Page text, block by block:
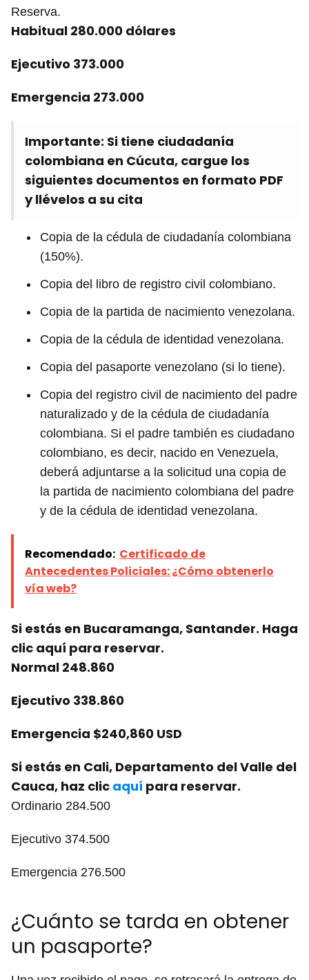
Reserva.
Habitual 280.000 dólares
Ejecutivo 373.000
Emergencia 273.000
Importante: Si tiene ciudadanía
colombiana en Cúcuta, cargue los
siguientes documentos en formato PDF
y llévelos a su cita
Copia de la cédula de ciudadanía colombiana
(150%).
Copia del libro de registro civil colombiano.
Copia de la partida de nacimiento venezolana.
Copia de la cédula de identidad venezolana.
Copia del pasaporte venezolano (si lo tiene).
Copia del registro civil de nacimiento del padre
naturalizado y de la cédula de ciudadanía
colombiana. Si el padre también es ciudadano
colombiano, es decir, nacido en Venezuela,
deberá adjuntarse a la solicitud una copia de
la partida de nacimiento colombiana del padre
y de la cédula de identidad venezolana.
Recomendado: Certificado de
Antecedentes Policiales: ¿Cómo obtenerlo
vía web?
Si estás en Bucaramanga, Santander. Haga
clic aquí para reservar.
Normal 248.860
Ejecutivo 338.860
Emergencia $240,860 USD
Si estás en Cali, Departamento del Valle del
Cauca, haz clic aquí para reservar.
Ordinario 284.500
Ejecutivo 374.500
Emergencia 276.500
¿Cuánto se tarda en obtener
un pasaporte?